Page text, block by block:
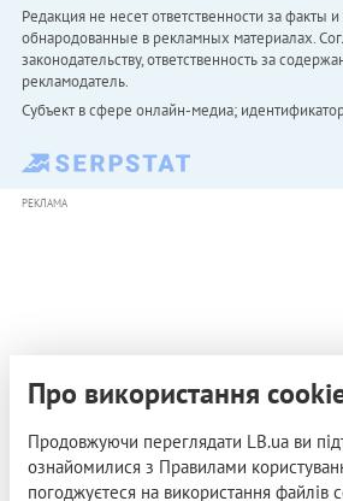
Редакция не несет ответственности за факты
обнародованные в рекламных материалах.
законодательству, ответственность за
рекламодатель.
Субъект в сфере онлайн-медиа;
РЕКЛАМА
Про використання
Продовжуючи переглядати LB.ua ви
ознайомилися з Правилами
погоджуєтеся на використання файлів